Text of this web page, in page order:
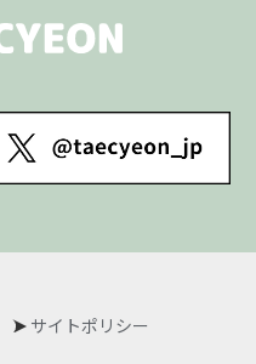
サイトポリシー